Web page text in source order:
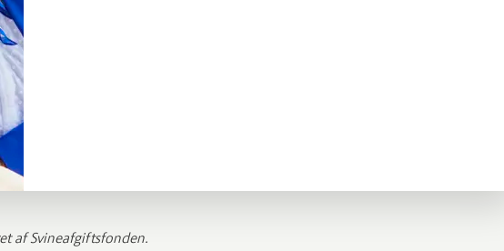
af Svineafgiftsfonden.